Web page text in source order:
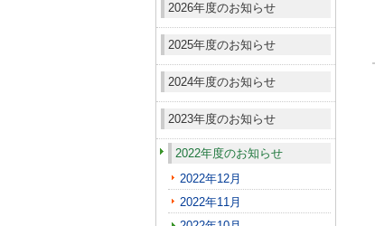
2026年度のお知らせ
2025年度のお知らせ
2024年度のお知らせ
2023年度のお知らせ
2022年度のお知らせ
2022年12月
2022年11月